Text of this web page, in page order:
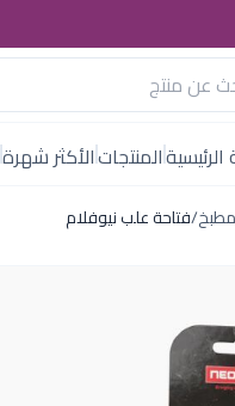
المنتجاتالأكثر شهرة
/فتاحة علب نيوفلام